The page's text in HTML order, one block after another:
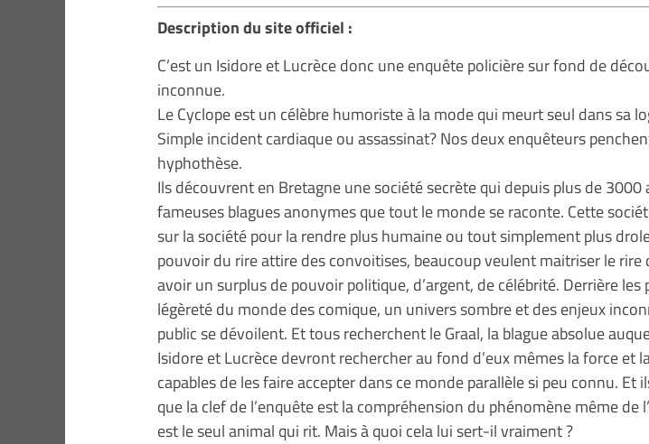
Description du site officiel :
C’est un Isidore et Lucrèce donc une enquête policière sur fond de
inconnue.
Le Cyclope est un célèbre humoriste à la mode qui meurt seul dans sa
Simple incident cardiaque ou assassinat? Nos deux enquêteurs
hyphothèse.
Ils découvrent en Bretagne une société secrète qui depuis plus de 3000
fameuses blagues anonymes que tout le monde se raconte. Cette
sur la société pour la rendre plus humaine ou tout simplement plus
pouvoir du rire attire des convoitises, beaucoup veulent maitriser le rire
avoir un surplus de pouvoir politique, d’argent, de célébrité. Derrière les
légèreté du monde des comique, un univers sombre et des enjeux
public se dévoilent. Et tous recherchent le Graal, la blague absolue
Isidore et Lucrèce devront rechercher au fond d’eux mêmes la force et
capables de les faire accepter dans ce monde parallèle si peu connu. Et
que la clef de l’enquête est la compréhension du phénomène même de
est le seul animal qui rit. Mais à quoi cela lui sert-il vraiment ?